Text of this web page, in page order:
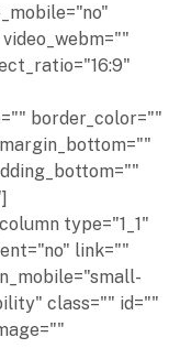
border_color=""
type="1_1"
link=""
class="" id=""